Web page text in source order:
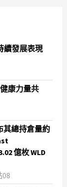
續發展表現
康力量共
其總持倉量約
億枚 WLD